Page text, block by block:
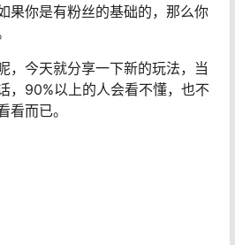
果你是有粉丝的基础的，那么你
，今天就分享一下新的玩法，当
，90%以上的人会看不懂，也不
看而已。